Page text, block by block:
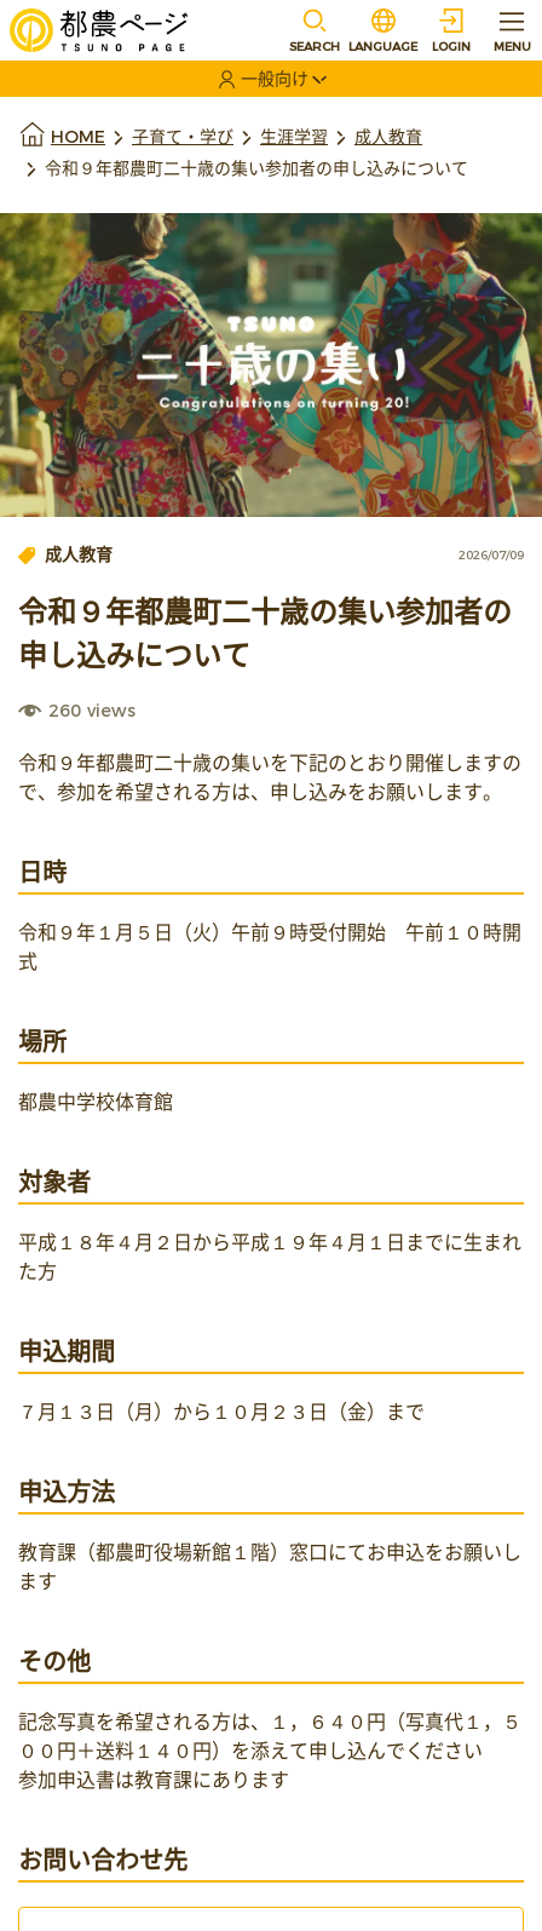
SEARCH
選択すると言語の切
LANGUAGE LOGIN MENU
一般向け
HOME 子育て・学び 生涯学習
成人教育
令和９年都農町二十歳の集い参加者の申し込みについて
成人教育 2026/07/09
令和９年都農町二十歳の集い参加者の
申し込みについて
260 views
令和９年都農町二十歳の集いを下記のとおり開催しますの
で、参加を希望される方は、申し込みをお願いします。
日時
令和９年１月５日（火）午前９時受付開始　午前１０時開
式
場所
都農中学校体育館
対象者
平成１８年４月２日から平成１９年４月１日までに生まれ
た方
申込期間
７月１３日（月）から１０月２３日（金）まで
申込方法
教育課（都農町役場新館１階）窓口にてお申込をお願いし
ます
その他
記念写真を希望される方は、１，６４０円（写真代１，５
００円＋送料１４０円）を添えて申し込んでください
参加申込書は教育課にあります
お問い合わせ先